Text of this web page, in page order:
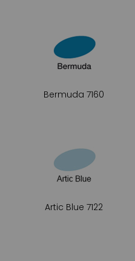
Bermuda 7160
Artic Blue 7122